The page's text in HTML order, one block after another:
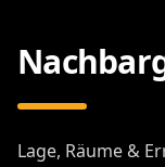
Lage, Räume &